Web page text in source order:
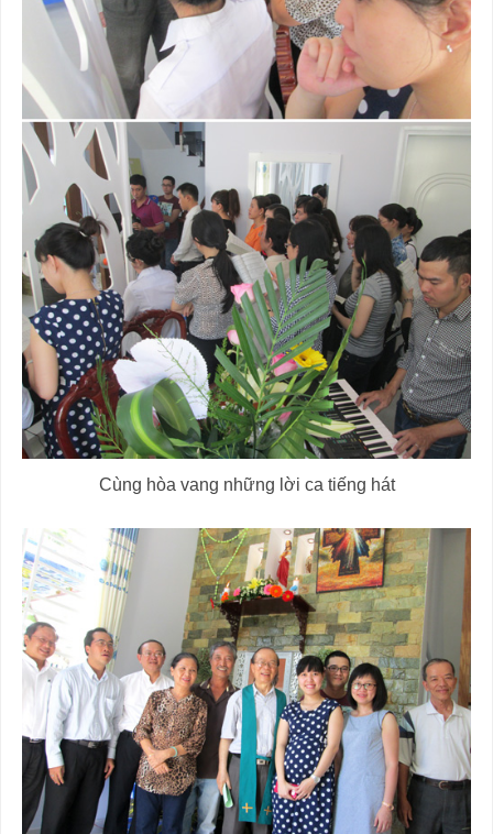
Cùng hòa vang những lời ca tiếng hát